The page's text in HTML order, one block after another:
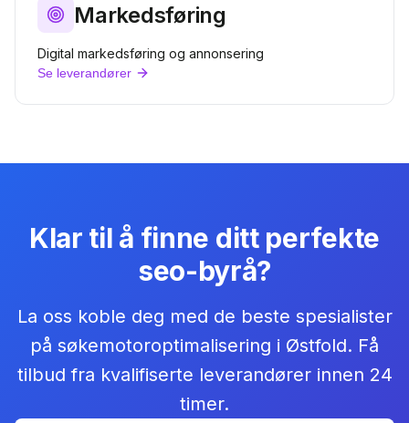
Markedsføring
Digital markedsføring og annonsering
Se leverandører
Klar til å finne ditt perfekte
seo-byrå?
La oss koble deg med de beste spesialister
på søkemotoroptimalisering i Østfold. Få
tilbud fra kvalifiserte leverandører innen 24
timer.